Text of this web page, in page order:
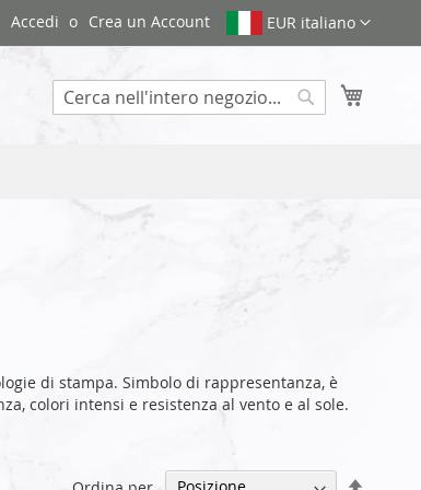
EUR italiano
Accedi Crea un Account
di stampa. Simbolo di rappresentanza, è
colori intensi e resistenza al vento e al sole.